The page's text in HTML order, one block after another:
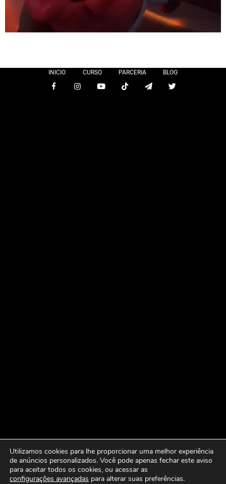
INICIO CURSO PARCERIA BLOG
Utilizamos cookies para lhe proporcionar uma melhor experiência
de anúncios personalizados. Você pode apenas fechar este aviso
para aceitar todos os cookies, ou acessar as
configurações avançadas para alterar suas preferências.